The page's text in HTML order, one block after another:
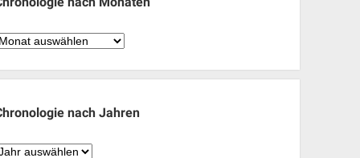
Chronologie
nach Jahren